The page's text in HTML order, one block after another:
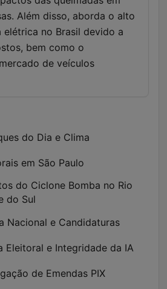
Além disso, aborda o alto
elétrica no Brasil devido a
bem como o
de veículos
do Dia e Clima
em São Paulo
do Ciclone Bomba no Rio
do Sul
Nacional e Candidaturas
Eleitoral e Integridade da IA
de Emendas PIX